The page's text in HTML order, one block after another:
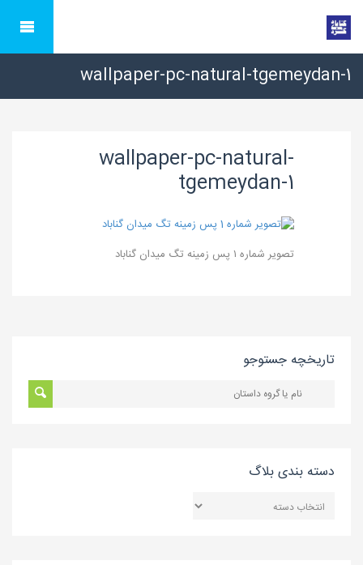
wallpaper-pc-natural-tgemeydan-1
wallpaper-pc-natural-
tgemeydan-1
تصویر شماره ۱ پس زمینه تگ میدان گناباد
تاریخچه جستوجو
دسته بندی بلاگ
بندی